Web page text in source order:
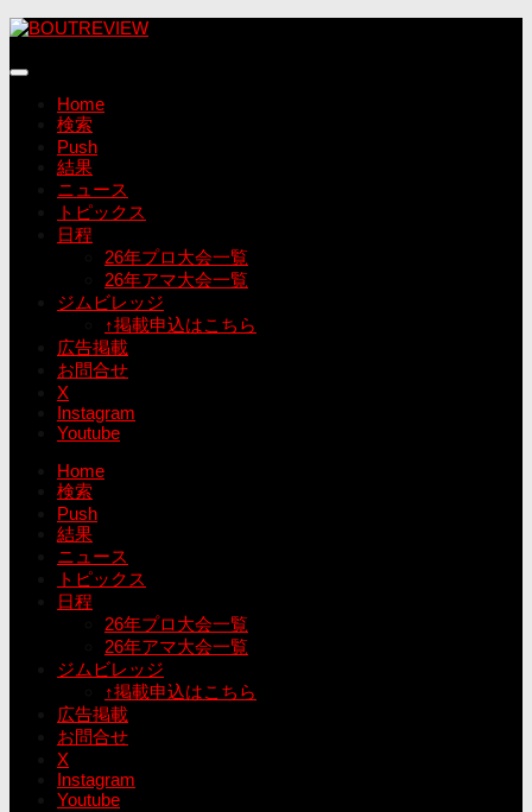
コ
テ
Home
検索
Push
結果
ニュース
トピックス
日程
26年プロ大会一覧
26年アマ大会一覧
ジムビレッジ
↑掲載申込はこちら
広告掲載
お問合せ
X
Instagram
Youtube
Home
検索
Push
結果
ニュース
トピックス
日程
26年プロ大会一覧
26年アマ大会一覧
ジムビレッジ
↑掲載申込はこちら
広告掲載
お問合せ
X
Instagram
Youtube